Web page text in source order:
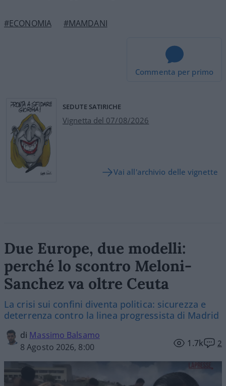
#ECONOMIA #MAMDANI
Commenta per primo
SEDUTE SATIRICHE
Vignetta del 07/08/2026
Vai all'archivio delle vignette
Due Europe, due modelli:
perché lo scontro Meloni-
Sanchez va oltre Ceuta
La crisi sui confini diventa politica: sicurezza e
deterrenza contro la linea progressista di Madrid
di Massimo Balsamo
8 Agosto 2026, 8:00
1.7k 2